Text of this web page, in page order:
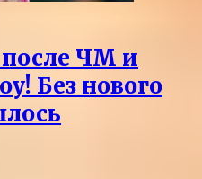
после ЧМ и
Без нового